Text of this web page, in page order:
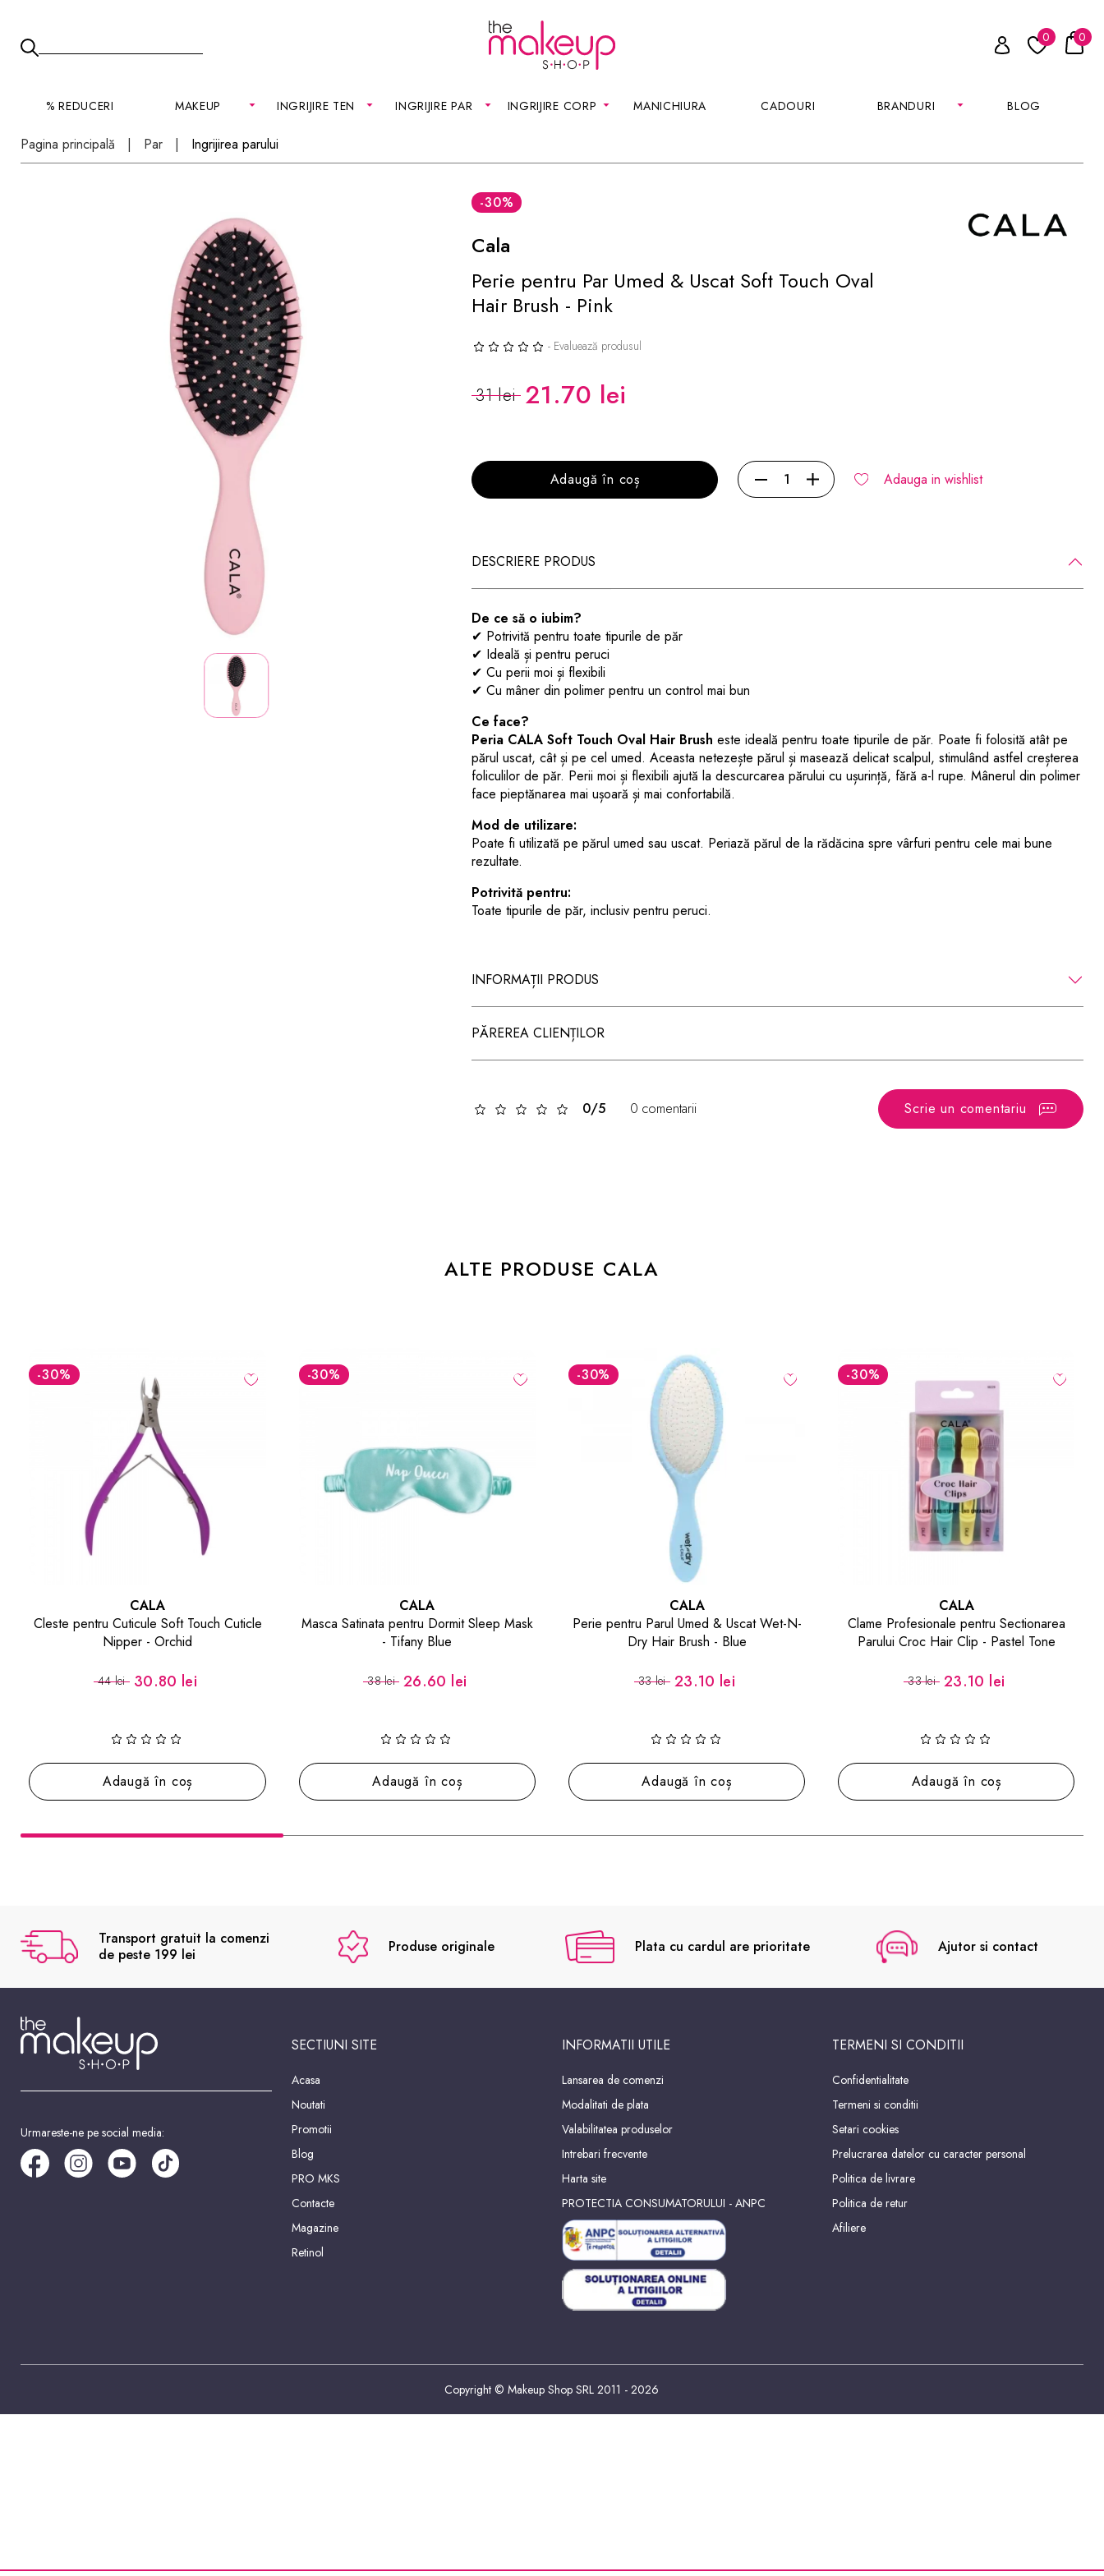
0 0
% REDUCERI MAKEUP INGRIJIRE TEN INGRIJIRE PAR INGRIJIRE CORP MANICHIURA CADOURI BRANDURI BLOG
Pagina principală Par Ingrijirea parului
-30%
Cala
Perie pentru Par Umed & Uscat Soft Touch Oval
Hair Brush - Pink
- Evaluează produsul
31 lei 21.70 lei
Adaugă în coș Adauga in wishlist
DESCRIERE PRODUS
De ce să o iubim?
✔ Potrivită pentru toate tipurile de păr
✔ Ideală și pentru peruci
✔ Cu perii moi și flexibili
✔ Cu mâner din polimer pentru un control mai bun
Ce face?
Peria CALA Soft Touch Oval Hair Brush este ideală pentru toate tipurile de păr. Poate fi folosită atât pe
părul uscat, cât și pe cel umed. Aceasta netezește părul și masează delicat scalpul, stimulând astfel creșterea
foliculilor de păr. Perii moi și flexibili ajută la descurcarea părului cu ușurință, fără a-l rupe. Mânerul din polimer
face pieptănarea mai ușoară și mai confortabilă.
Mod de utilizare:
Poate fi utilizată pe părul umed sau uscat. Periază părul de la rădăcina spre vârfuri pentru cele mai bune
rezultate.
Potrivită pentru:
Toate tipurile de păr, inclusiv pentru peruci.
INFORMAȚII PRODUS
PĂREREA CLIENȚILOR
0/5 0 comentarii Scrie un comentariu
ALTE PRODUSE CALA
-30%
CALA
Cleste pentru Cuticule Soft Touch Cuticle
Nipper - Orchid
44 lei 30.80 lei
Adaugă în coș
-30%
CALA
Masca Satinata pentru Dormit Sleep Mask
- Tifany Blue
38 lei 26.60 lei
Adaugă în coș
-30%
CALA
Perie pentru Parul Umed & Uscat Wet-N-
Dry Hair Brush - Blue
33 lei 23.10 lei
Adaugă în coș
-30%
CALA
Clame Profesionale pentru Sectionarea
Parului Croc Hair Clip - Pastel Tone
33 lei 23.10 lei
Adaugă în coș
Transport gratuit la comenzi
de peste 199 lei
Produse originale Plata cu cardul are prioritate Ajutor si contact
Urmareste-ne pe social media:
SECTIUNI SITE
Acasa
Noutati
Promotii
Blog
PRO MKS
Contacte
Magazine
Retinol
INFORMATII UTILE
Lansarea de comenzi
Modalitati de plata
Valabilitatea produselor
Intrebari frecvente
Harta site
PROTECTIA CONSUMATORULUI - ANPC
TERMENI SI CONDITII
Confidentialitate
Termeni si conditii
Setari cookies
Prelucrarea datelor cu caracter personal
Politica de livrare
Politica de retur
Afiliere
Copyright © Makeup Shop SRL 2011 - 2026